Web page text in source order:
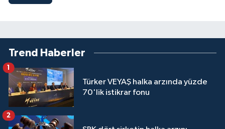
Trend Haberler
Türker VEYAŞ halka arzında yüzde
70'lik istikrar fonu
1
2